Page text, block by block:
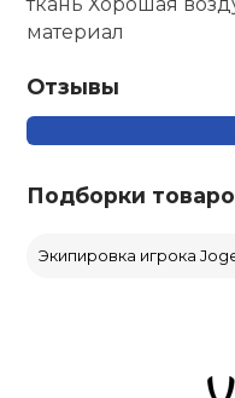
ткань Хорошая
материал
Отзывы
Подборки
Экипировка игрока